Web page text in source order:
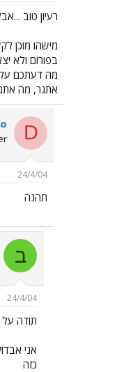
רעיון טוב
מישהו מוכן
אתגר, מה
D
24/4/04
תהנה
ב
24/4/04
תודה על
אני
כזה